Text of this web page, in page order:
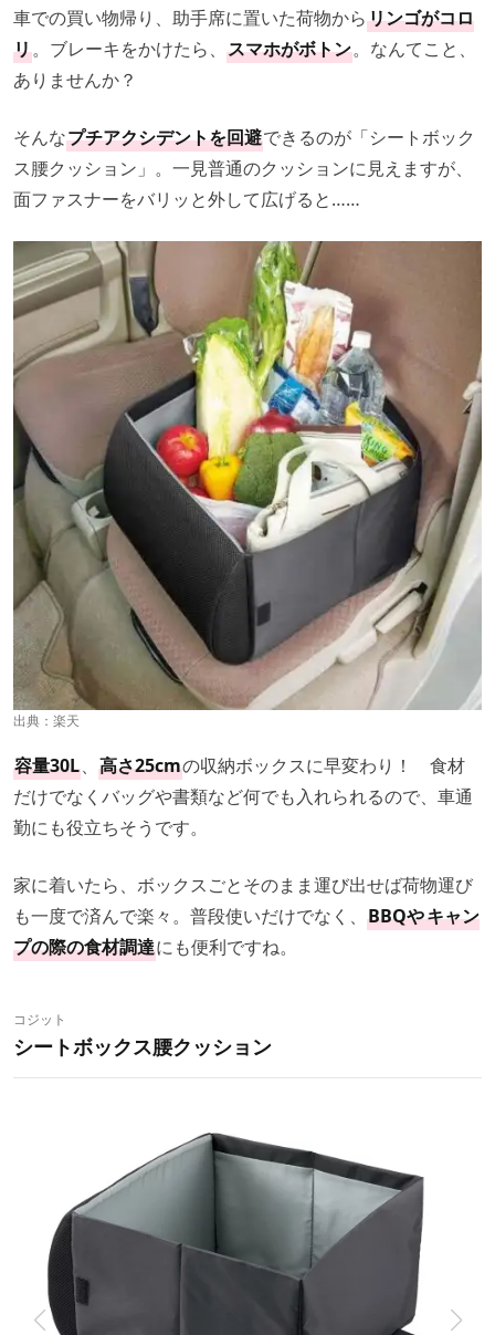
車での買い物帰り、助手席に置いた荷物からリンゴがコロ
リ。ブレーキをかけたら、 スマホがボトン。なんてこと、
ありませんか？
そんなプチアクシデントを回避できるのが「シートボック
ス腰クッション」。一見普通のクッションに見えますが、
面ファスナーをバリッと外して広げると……
出典： 楽天
容量30L、 高さ25cmの収納ボックスに早変わり！ 食材
だけでなくバッグや書類など何でも入れられるので、車通
勤にも役立ちそうです。
家に着いたら、ボックスごとそのまま運び出せば荷物運び
も一度で済んで楽々。普段使いだけでなく、 BBQやキャン
プの際の食材調達にも便利ですね。
コジット
シートボックス腰クッション